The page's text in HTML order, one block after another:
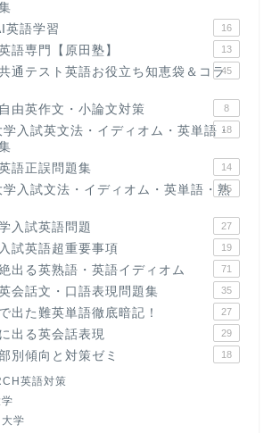
英語学習 16
語専門【原田塾】 13
通テスト英語お役立ち知恵袋＆コラ45
由英作文・小論文対策 8
入試英文法・イディオム・英単語・
18
語正誤問題集 14
入試文法・イディオム・英単語・熟
15
入試英語問題 27
試英語超重要事項 19
出る英熟語・英語イディオム 71
会話文・口語表現問題集 35
出た難英単語徹底暗記！ 27
出る英会話表現 29
別傾向と対策ゼミ 18
英語対策
学